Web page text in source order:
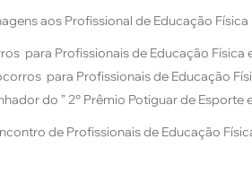
aos Profissional de Educação
para Profissionais de Educação
para Profissionais de Educação
do ” 2° Prêmio Potiguar de Esporte
de Profissionais de Educação